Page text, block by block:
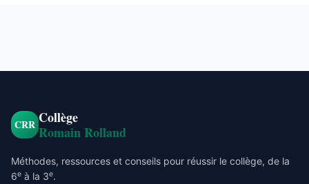
CRR Collège
Romain Rolland
Méthodes, ressources et conseils pour réussir le collège, de la
6e à la 3e.